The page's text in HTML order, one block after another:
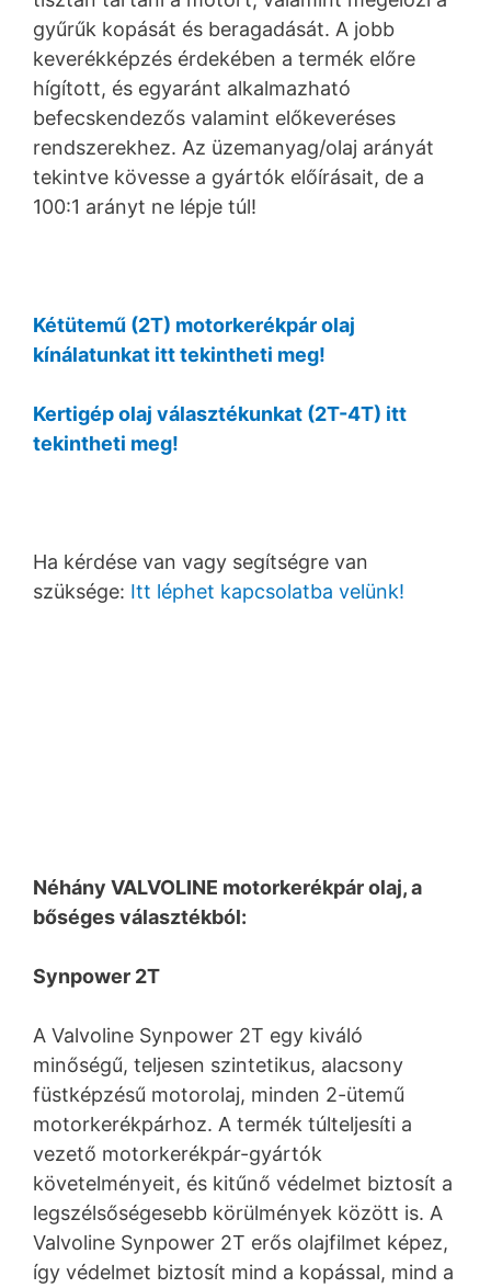
gyűrűk kopását és beragadását. A jobb
keverékképzés érdekében a termék előre
hígított, és egyaránt alkalmazható
befecskendezős valamint előkeveréses
rendszerekhez. Az üzemanyag/olaj arányát
tekintve kövesse a gyártók előírásait, de a
100:1 arányt ne lépje túl!
Kétütemű (2T) motorkerékpár olaj
kínálatunkat itt tekintheti meg!
Kertigép olaj választékunkat (2T-4T) itt
tekintheti meg!
Ha kérdése van vagy segítségre van
szüksége: Itt léphet kapcsolatba velünk!
Néhány VALVOLINE motorkerékpár olaj, a
bőséges választékból:
Synpower 2T
A Valvoline Synpower 2T egy kiváló
minőségű, teljesen szintetikus, alacsony
füstképzésű motorolaj, minden 2-ütemű
motorkerékpárhoz. A termék túlteljesíti a
vezető motorkerékpár-gyártók
követelményeit, és kitűnő védelmet biztosít a
legszélsőségesebb körülmények között is. A
Valvoline Synpower 2T erős olajfilmet képez,
így védelmet biztosít mind a kopással, mind a